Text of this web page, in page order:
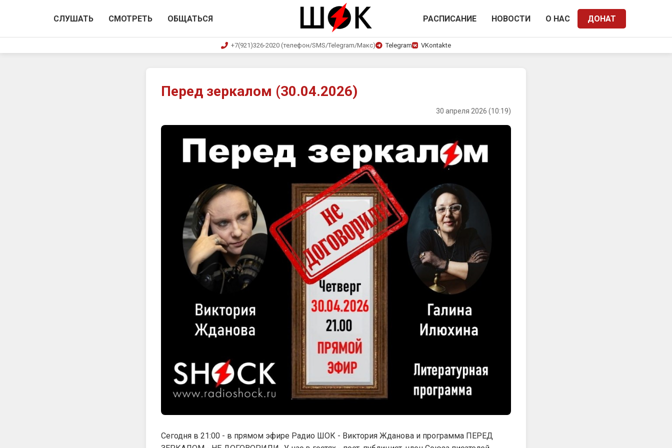
СЛУШАТЬ СМОТРЕТЬ ОБЩАТЬСЯ РАСПИСАНИЕ НОВОСТИ О НАС ДОНАТ
+7(921)326-2020 (телефон/SMS/Telegram/Макс) Telegram VKontakte
Перед зеркалом (30.04.2026)
30 апреля 2026 (10:19)
Сегодня в 21:00 - в прямом эфире Радио ШОК - Виктория Жданова и программа ПЕРЕД